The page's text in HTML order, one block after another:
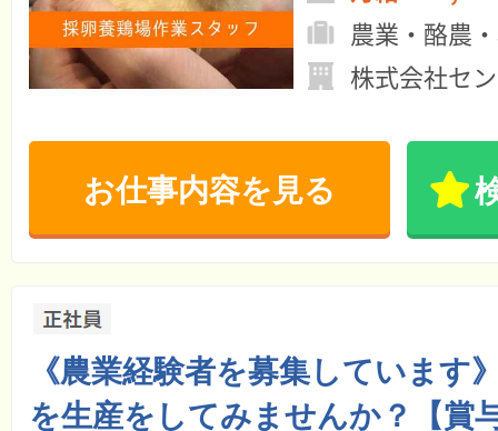
農業・酪農
株式会社セ
お仕事内容を見る
《農業経験者を募集しています
を生産をしてみませんか？【賞